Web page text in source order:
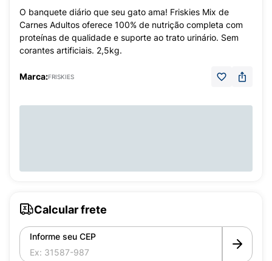
O banquete diário que seu gato ama! Friskies Mix de
Carnes Adultos oferece 100% de nutrição completa com
proteínas de qualidade e suporte ao trato urinário. Sem
corantes artificiais. 2,5kg.
Marca:FRISKIES
Calcular frete
Informe seu CEP